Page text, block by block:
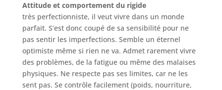
Attitude et comportement du rigide
très perfectionniste, il veut vivre dans un monde
parfait. S’est donc coupé de sa sensibilité pour ne
pas sentir les imperfections. Semble un éternel
optimiste même si rien ne va. Admet rarement vivre
des problèmes, de la fatigue ou même des malaises
physiques. Ne respecte pas ses limites, car ne les
sent pas. Se contrôle facilement (poids, nourriture,